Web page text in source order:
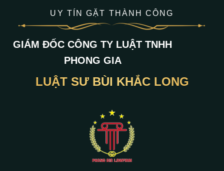
UY TÍN GẶT THÀNH CÔNG
GIÁM ĐỐC CÔNG TY LUẬT TNHH
PHONG GIA
LUẬT SƯ BÙI KHẮC LONG